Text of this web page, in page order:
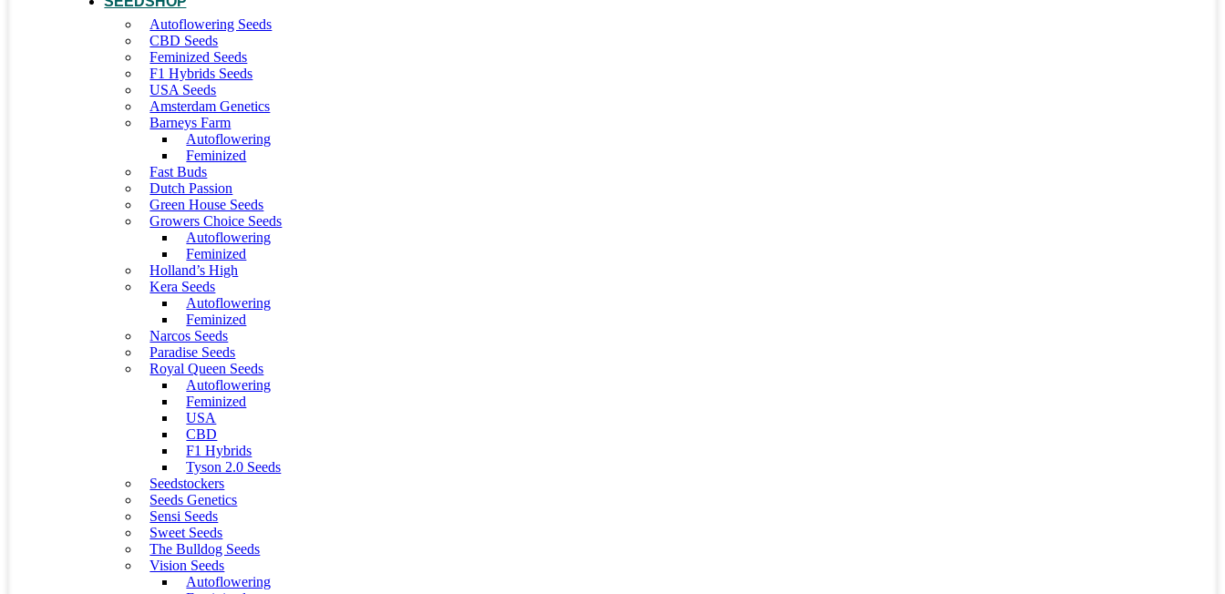
Autoflowering Seeds
CBD Seeds
Feminized Seeds
F1 Hybrids Seeds
USA Seeds
Amsterdam Genetics
Barneys Farm
Autoflowering
Feminized
Fast Buds
Dutch Passion
Green House Seeds
Growers Choice Seeds
Autoflowering
Feminized
Holland’s High
Kera Seeds
Autoflowering
Feminized
Narcos Seeds
Paradise Seeds
Royal Queen Seeds
Autoflowering
Feminized
USA
CBD
F1 Hybrids
Tyson 2.0 Seeds
Seedstockers
Seeds Genetics
Sensi Seeds
Sweet Seeds
The Bulldog Seeds
Vision Seeds
Autoflowering